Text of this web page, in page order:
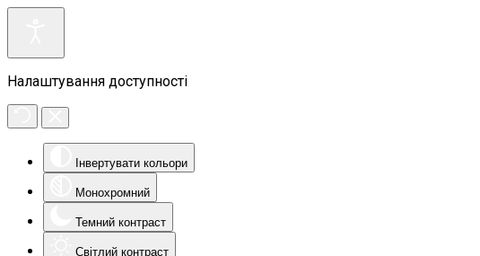
Налаштування доступності
Інвертувати кольори
Монохромний
Темний контраст
Світлий контраст